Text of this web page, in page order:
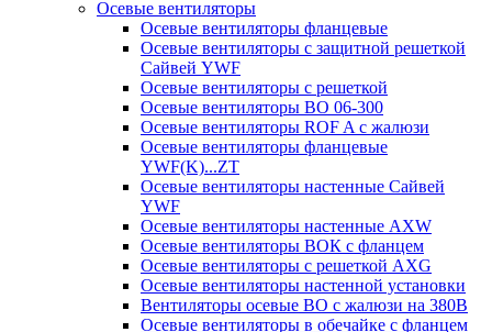
Осевые вентиляторы
Осевые вентиляторы фланцевые
Осевые вентиляторы c защитной решеткой
Сайвей YWF
Осевые вентиляторы с решеткой
Осевые вентиляторы ВО 06-300
Осевые вентиляторы ROF A с жалюзи
Осевые вентиляторы фланцевые
YWF(K)...ZT
Осевые вентиляторы настенные Сайвей
YWF
Осевые вентиляторы настенные AXW
Осевые вентиляторы ВОК с фланцем
Осевые вентиляторы с решеткой AXG
Осевые вентиляторы настенной установки
Вентиляторы осевые ВО с жалюзи на 380В
Осевые вентиляторы в обечайке с фланцем